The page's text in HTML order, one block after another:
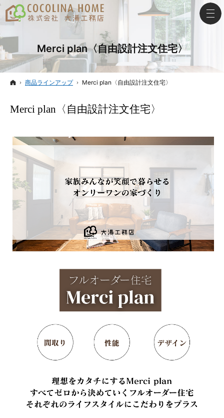
Merci plan〈自由設計注文住宅〉
ホーム
商品ラインアップ Merci plan〈自由設計注文住宅〉
Merci plan〈自由設計注文住宅〉